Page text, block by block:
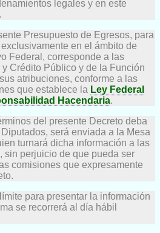
legales y en este
Presupuesto de Egresos, para
en el ámbito de
Federal, corresponde a las
Crédito Público y de la Función
atribuciones, conforme a las
que establece la Ley Federal
Hacendaria.
del presente Decreto deba
será enviada a la Mesa
turnará dicha información a las
sin perjuicio de que pueda ser
comisiones que expresamente
para presentar la información
se recorrerá al día hábil